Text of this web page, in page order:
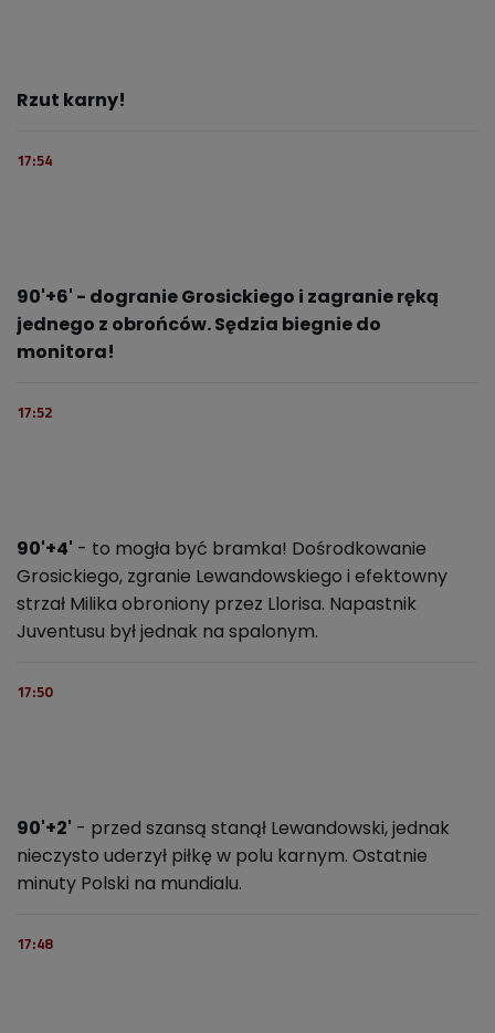
Rzut karny!
17:54
90'+6' - dogranie Grosickiego i zagranie ręką
jednego z obrońców. Sędzia biegnie do
monitora!
17:52
90'+4' - to mogła być bramka! Dośrodkowanie
Grosickiego, zgranie Lewandowskiego i efektowny
strzał Milika obroniony przez Llorisa. Napastnik
Juventusu był jednak na spalonym.
17:50
90'+2' - przed szansą stanął Lewandowski, jednak
nieczysto uderzył piłkę w polu karnym. Ostatnie
minuty Polski na mundialu.
17:48